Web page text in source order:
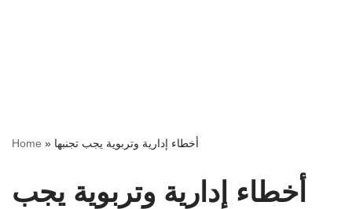
Home » أخطاء إدارية وتربوية يجب تجنبها
أخطاء إدارية وتربوية يجب